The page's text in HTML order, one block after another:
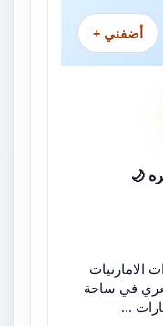
أضفني +
🌙
الامارتيات
في ساحة
...